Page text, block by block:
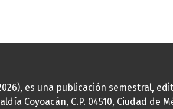
es una publicación semestral,
Coyoacán, C.P. 04510, Ciudad de